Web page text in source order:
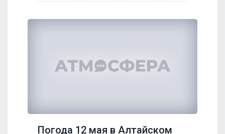
Погода 12 мая в Алтайском